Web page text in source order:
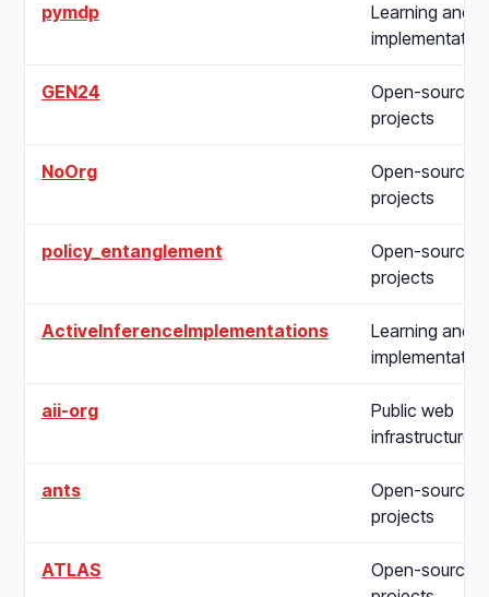
pymdp
Learning and
GEN24
Open-source
projects
NoOrg
Open-source
projects
policy_entanglement
Open-source
projects
ActiveInferenceImplementations
Learning and
aii-org
Public web
infrastructure
ants
Open-source
projects
ATLAS
Open-source